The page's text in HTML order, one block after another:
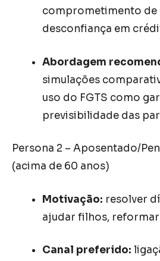
comprometimento de
desconfiança em
Abordagem
simulações
uso do FGTS como
previsibilidade das
Persona 2 – Aposentado/
(acima de 60 anos)
Motivação: resolver
ajudar filhos, reformar
Canal preferido: